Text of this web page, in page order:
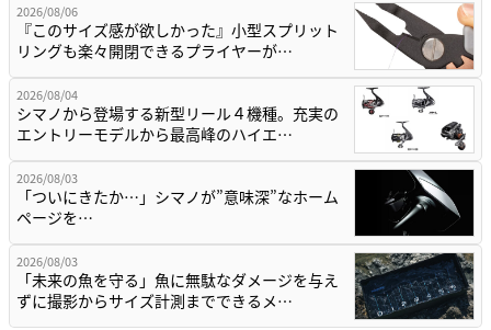
2026/08/06
『このサイズ感が欲しかった』小型スプリット
リングも楽々開閉できるプライヤーが…
2026/08/04
シマノから登場する新型リール４機種。充実の
エントリーモデルから最高峰のハイエ…
2026/08/03
「ついにきたか…」シマノが”意味深”なホーム
ページを…
2026/08/03
「未来の魚を守る」魚に無駄なダメージを与え
ずに撮影からサイズ計測までできるメ…